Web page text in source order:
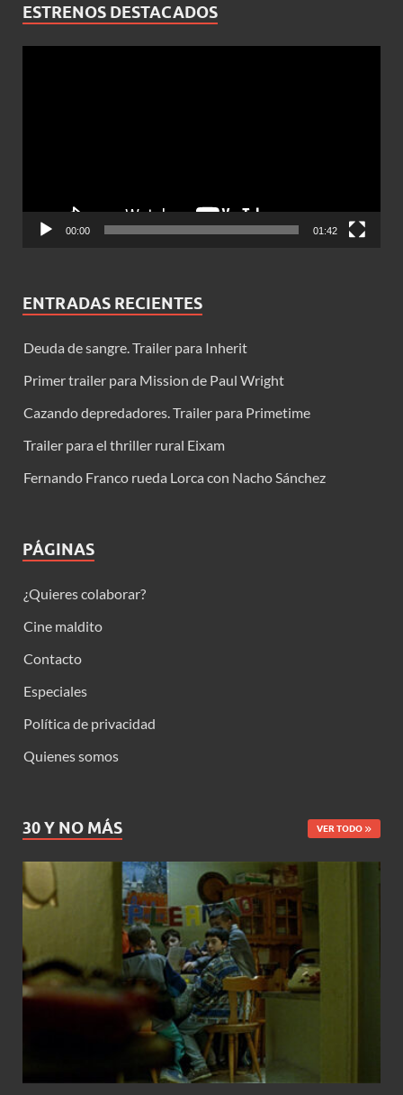
ESTRENOS DESTACADOS
00:00 01:42
ENTRADAS RECIENTES
Deuda de sangre. Trailer para Inherit
Primer trailer para Mission de Paul Wright
Cazando depredadores. Trailer para Primetime
Trailer para el thriller rural Eixam
Fernando Franco rueda Lorca con Nacho Sánchez
PÁGINAS
¿Quieres colaborar?
Cine maldito
Contacto
Especiales
Política de privacidad
Quienes somos
30 Y NO MÁS VER TODO